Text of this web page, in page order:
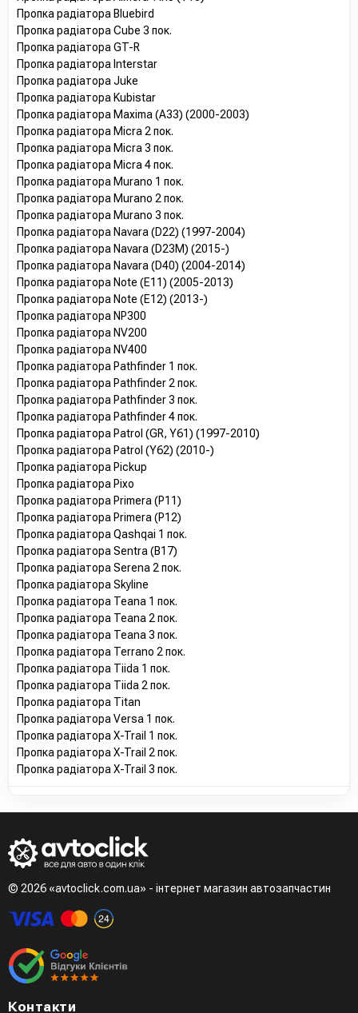
Пропка радіатора Bluebird
Пропка радіатора Cube 3 пок.
Пропка радіатора GT-R
Пропка радіатора Interstar
Пропка радіатора Juke
Пропка радіатора Kubistar
Пропка радіатора Maxima (A33) (2000-2003)
Пропка радіатора Micra 2 пок.
Пропка радіатора Micra 3 пок.
Пропка радіатора Micra 4 пок.
Пропка радіатора Murano 1 пок.
Пропка радіатора Murano 2 пок.
Пропка радіатора Murano 3 пок.
Пропка радіатора Navara (D22) (1997-2004)
Пропка радіатора Navara (D23M) (2015-)
Пропка радіатора Navara (D40) (2004-2014)
Пропка радіатора Note (E11) (2005-2013)
Пропка радіатора Note (E12) (2013-)
Пропка радіатора NP300
Пропка радіатора NV200
Пропка радіатора NV400
Пропка радіатора Pathfinder 1 пок.
Пропка радіатора Pathfinder 2 пок.
Пропка радіатора Pathfinder 3 пок.
Пропка радіатора Pathfinder 4 пок.
Пропка радіатора Patrol (GR, Y61) (1997-2010)
Пропка радіатора Patrol (Y62) (2010-)
Пропка радіатора Pickup
Пропка радіатора Pixo
Пропка радіатора Primera (P11)
Пропка радіатора Primera (P12)
Пропка радіатора Qashqai 1 пок.
Пропка радіатора Sentra (B17)
Пропка радіатора Serena 2 пок.
Пропка радіатора Skyline
Пропка радіатора Teana 1 пок.
Пропка радіатора Teana 2 пок.
Пропка радіатора Teana 3 пок.
Пропка радіатора Terrano 2 пок.
Пропка радіатора Tiida 1 пок.
Пропка радіатора Tiida 2 пок.
Пропка радіатора Titan
Пропка радіатора Versa 1 пок.
Пропка радіатора X-Trail 1 пок.
Пропка радіатора X-Trail 2 пок.
Пропка радіатора X-Trail 3 пок.
© 2026 «avtoclick.com.ua» - інтернет магазин автозапчастин
Контакти